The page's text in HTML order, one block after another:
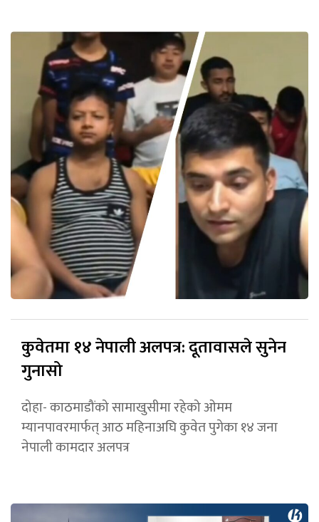
कुवेतमा १४ नेपाली अलपत्र: दूतावासले सुनेन
गुनासो
दोहा- काठमाडौंको सामाखुसीमा रहेको ओमम
म्यानपावरमार्फत् आठ महिनाअघि कुवेत पुगेका १४ जना
नेपाली कामदार अलपत्र